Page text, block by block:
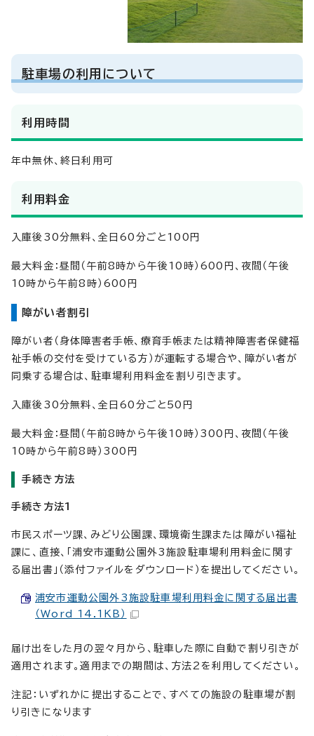
駐車場の利用について
利用時間
年中無休、終日利用可
利用料金
入庫後30分無料、全日60分ごと100円
最大料金：昼間（午前8時から午後10時）600円、夜間（午後
10時から午前8時）600円
障がい者割引
障がい者（身体障害者手帳、療育手帳または精神障害者保健福
祉手帳の交付を受けている方）が運転する場合や、障がい者が
同乗する場合は、駐車場利用料金を割り引きます。
入庫後30分無料、全日60分ごと50円
最大料金：昼間（午前8時から午後10時）300円、夜間（午後
10時から午前8時）300円
手続き方法
手続き方法1
市民スポーツ課、みどり公園課、環境衛生課または障がい福祉
課に、直接、「浦安市運動公園外3施設駐車場利用料金に関す
る届出書」（添付ファイルをダウンロード）を提出してください。
浦安市運動公園外3施設駐車場利用料金に関する届出書
（Word 14.1KB）
届け出をした月の翌々月から、駐車した際に自動で割り引きが
適用されます。適用までの期間は、方法2を利用してください。
注記：いずれかに提出することで、すべての施設の駐車場が割
り引きになります